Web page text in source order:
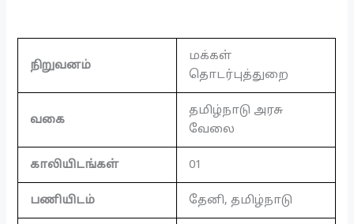
நிறுவனம்
மக்கள்
தொடர்புத்துறை
வகை
தமிழ்நாடு அரசு
வேலை
காலியிடங்கள் 01
பணியிடம் தேனி, தமிழ்நாடு